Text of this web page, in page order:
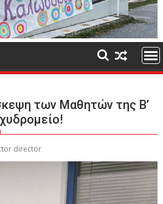
των Μαθητών της Β’
director